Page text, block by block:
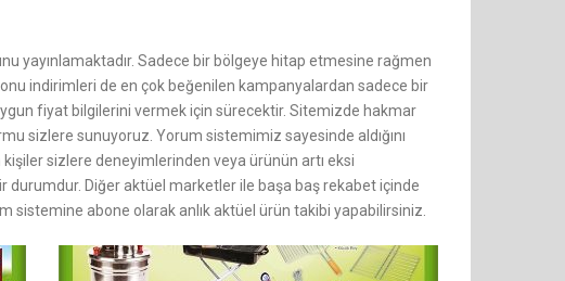
yayınlamaktadır. Sadece bir bölgeye hitap etmesine rağmen
indirimleri de en çok beğenilen kampanyalardan sadece bir
fiyat bilgilerini vermek için sürecektir. Sitemizde hakmar
sizlere sunuyoruz. Yorum sistemimiz sayesinde aldığını
sizlere deneyimlerinden veya ürünün artı eksi
durumdur. Diğer aktüel marketler ile başa baş rekabet içinde
abone olarak anlık aktüel ürün takibi yapabilirsiniz.